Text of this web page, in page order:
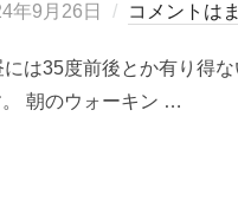
年9月26日 コメントは
は35度前後とか有り得
朝のウォーキン …
すね”